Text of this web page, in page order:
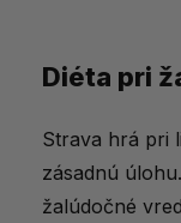
Diéta pri
Strava hrá pri
zásadnú
žalúdočné